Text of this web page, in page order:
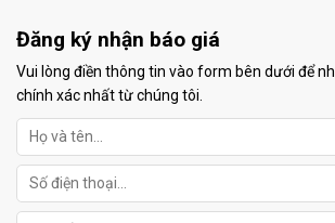
Đăng ký nhận báo giá
Vui lòng điền thông tin vào form bên dưới để
chính xác nhất từ chúng tôi.